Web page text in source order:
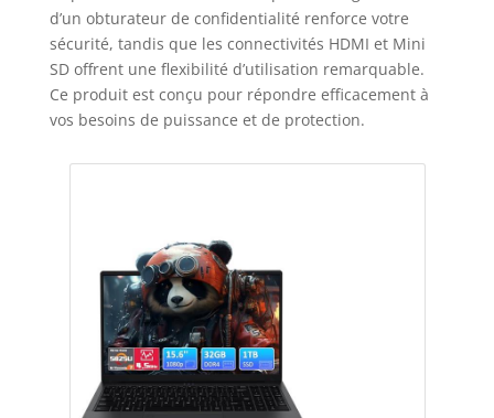
d’un obturateur de confidentialité renforce votre
sécurité, tandis que les connectivités HDMI et Mini
SD offrent une flexibilité d’utilisation remarquable.
Ce produit est conçu pour répondre efficacement à
vos besoins de puissance et de protection.